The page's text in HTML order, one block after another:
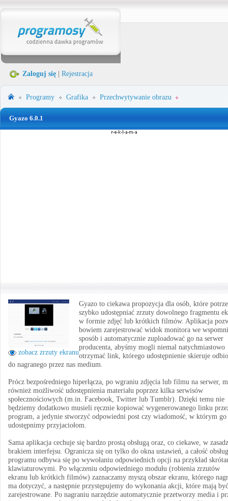
Zaloguj się Rejestracja
Programy Grafika Przechwytywanie obrazu
Gyazo 6.0.1
zobacz zrzuty ekranu
Gyazo to ciekawa propozycja dla osób, które
szybko udostępniać zrzuty dowolnego fragmentu
w formie zdjęć lub krótkich filmów. Aplikacja
bowiem zarejestrować widok monitora we
sposób i automatycznie zuploadować go na serwer
producenta, abyśmy mogli niemal natychmiastowo
otrzymać link, którego udostępnienie skieruje
do nagranego przez nas medium.
Prócz bezpośredniego hiperłącza, po wgraniu zdjęcia lub filmu na serwer,
również możliwość udostępnienia materiału poprzez kilka serwisów
społecznościowych (m.in. Facebook, Twitter lub Tumblr). Dzięki temu nie
będziemy dodatkowo musieli ręcznie kopiować wygenerowanego linku
program, a jedynie stworzyć odpowiedni post czy wiadomość, w którym go
udostępnimy przyjaciołom.
Sama aplikacja cechuje się bardzo prostą obsługą oraz, co ciekawe, w
brakiem interfejsu. Ogranicza się on tylko do okna ustawień, a całość
programu odbywa się po wywołaniu odpowiednich opcji na przykład
klawiaturowymi. Po włączeniu odpowiedniego modułu (robienia zrzutów
ekranu lub krótkich filmów) zaznaczamy myszą obszar ekranu, którego
ma dotyczyć, a następnie przystępujemy do wykonania akcji, które mają być
zarejestrowane. Po nagraniu narzędzie automatycznie przetworzy media i